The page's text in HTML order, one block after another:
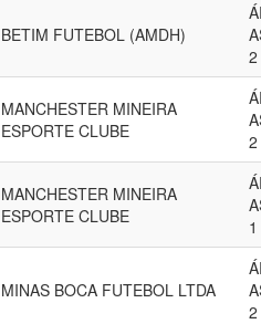
BETIM FUTEBOL (AMDH)
2
MANCHESTER MINEIRA
ESPORTE CLUBE
2
MANCHESTER MINEIRA
ESPORTE CLUBE
1
MINAS BOCA FUTEBOL LTDA
2